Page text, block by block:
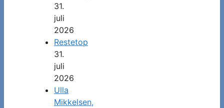
31.
juli
2026
Restetop
31.
juli
2026
Ulla
Mikkelsen,